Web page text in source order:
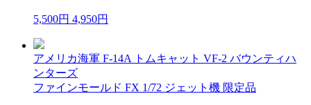
5,500円 4,950円
アメリカ海軍 F-14A トムキャット VF-2 バウンティハ
ンターズ
ファインモールド FX 1/72 ジェット機 限定品